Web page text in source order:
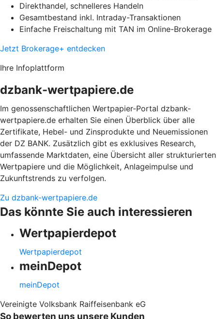
Direkthandel, schnelleres Handeln
Gesamtbestand inkl. Intraday-Transaktionen
Einfache Freischaltung mit TAN im Online-Brokerage
Jetzt Brokerage+ entdecken
Ihre Infoplattform
dzbank-wertpapiere.de
Im genossenschaftlichen Wertpapier-Portal dzbank-
wertpapiere.de erhalten Sie einen Überblick über alle
Zertifikate, Hebel- und Zinsprodukte und Neuemissionen
der DZ BANK. Zusätzlich gibt es exklusives Research,
umfassende Marktdaten, eine Übersicht aller strukturierten
Wertpapiere und die Möglichkeit, Anlageimpulse und
Zukunftstrends zu verfolgen.
Zu dzbank-wertpapiere.de
Das könnte Sie auch interessieren
Wertpapierdepot
Wertpapierdepot
meinDepot
meinDepot
Vereinigte Volksbank Raiffeisenbank eG
So bewerten uns unsere Kunden